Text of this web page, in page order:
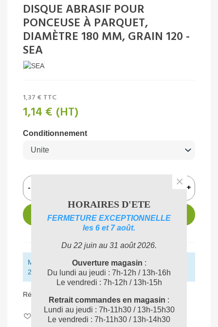
DISQUE ABRASIF POUR
PONCEUSE À PARQUET,
DIAMÈTRE 180 MM, GRAIN 120 -
SEA
1,37 € TTC
1,14 € (HT)
Conditionnement
- +
AJOUTER AU PANIER
Montant restant pour obtenir la livraison gratuite :
250,00 € (HT)
Référence:
Aimer 0
HORAIRES D'ETE
FERMETURE EXCEPTIONNELLE
les 6 et 7 août.
Du 22 juin au 31 août 2026.
Ouverture magasin :
Du lundi au jeudi : 7h-12h / 13h-16h
Le vendredi : 7h-12h / 13h-15h
Retrait commandes en magasin :
Lundi au jeudi : 7h-11h30 / 13h-15h30
Le vendredi : 7h-11h30 / 13h-14h30
×